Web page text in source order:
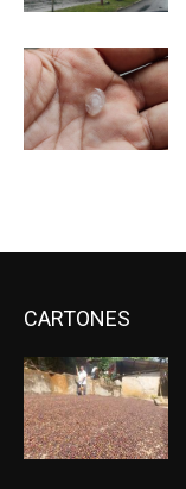
CARTONES